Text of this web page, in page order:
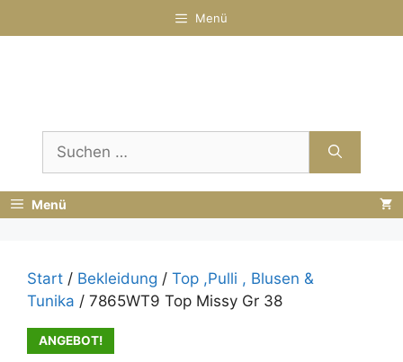
Inhalt
Menü
nach:
Menü
Start / Bekleidung / Top ,Pulli , Blusen &
Tunika / 7865WT9 Top Missy Gr 38
ANGEBOT!